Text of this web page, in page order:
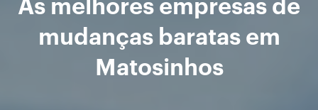
mudanças baratas em
Matosinhos